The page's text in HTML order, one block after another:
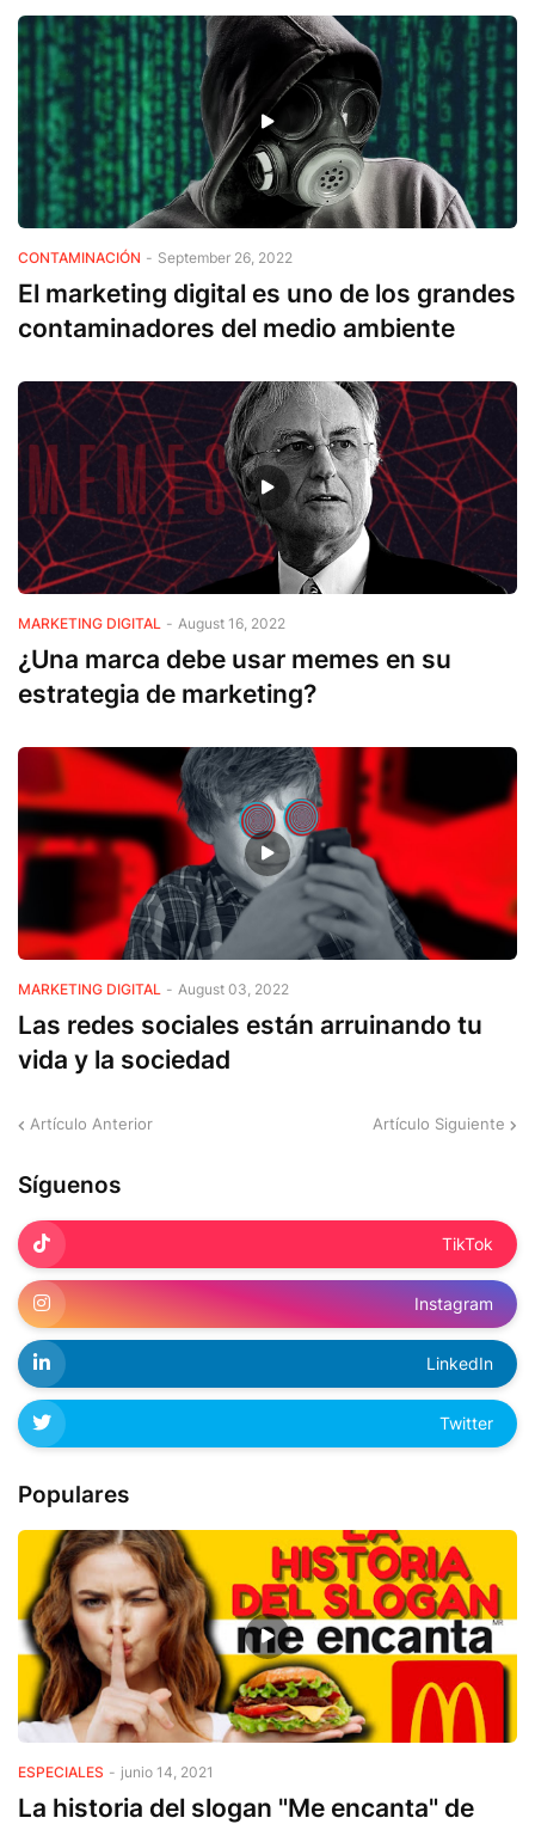
CONTAMINACIÓN - September 26, 2022
El marketing digital es uno de los grandes
contaminadores del medio ambiente
MARKETING DIGITAL - August 16, 2022
¿Una marca debe usar memes en su
estrategia de marketing?
MARKETING DIGITAL - August 03, 2022
Las redes sociales están arruinando tu
vida y la sociedad
Artículo Anterior Artículo Siguiente
Síguenos
TikTok
Instagram
LinkedIn
Twitter
Populares
ESPECIALES - junio 14, 2021
La historia del slogan "Me encanta" de